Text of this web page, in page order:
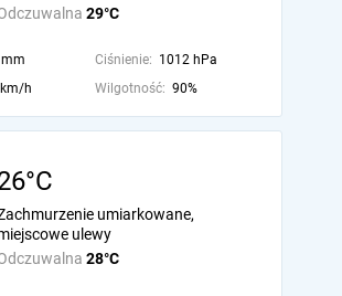
29°C
Ciśnienie: 1012 hPa
h Wilgotność: 90%
28°C
umiarkowane,
ulewy